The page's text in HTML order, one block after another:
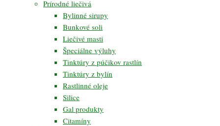
Prírodné liečivá
Bylinné sirupy
Bunkové soli
Liečivé masti
Špeciálne výluhy
Tinktúry z púčikov rastlín
Tinktúry z bylín
Rastlinné oleje
Silice
Gal produkty
Citamíny